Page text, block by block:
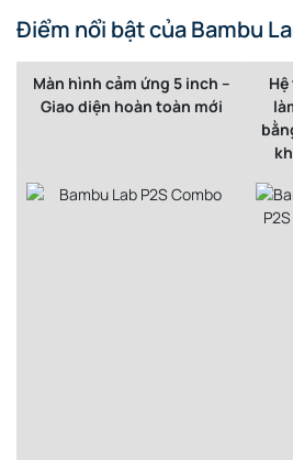
Điểm nổi bật của Bambu
Màn hình cảm ứng 5 inch –
Giao diện hoàn toàn mới